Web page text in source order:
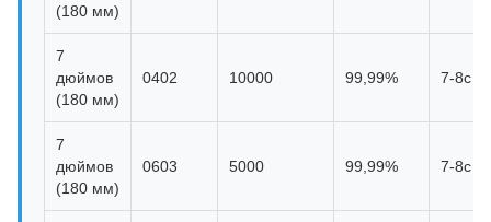
(180 мм)
7
дюймов
(180 мм)
0402 10000 99,99% 7-8с
7
дюймов
(180 мм)
0603 5000 99,99% 7-8с